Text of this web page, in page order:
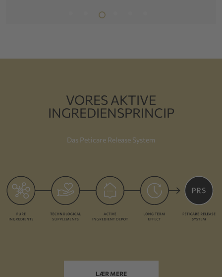
VORES AKTIVE
INGREDIENSPRINCIP
Das Peticare Release System
LÆR MERE